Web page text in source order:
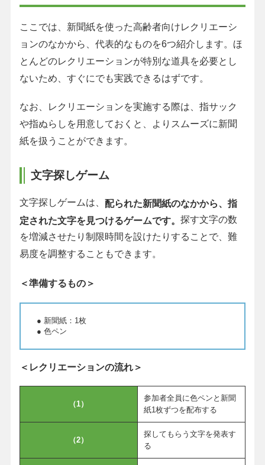
ここでは、新聞紙を使った高齢者向けレクリエーシ
ョンのなかから、代表的なものを6つ紹介します。ほ
とんどのレクリエーションが特別な道具を必要とし
ないため、すぐにでも実践できるはずです。
なお、レクリエーションを実施する際は、指サック
や指ぬらしを用意しておくと、よりスムーズに新聞
紙を扱うことができます。
文字探しゲーム
文字探しゲームは、 配られた新聞紙のなかから、指
定された文字を見つけるゲームです。 探す文字の数
を増減させたり制限時間を設けたりすることで、難
易度を調整することもできます。
＜準備するもの＞
● 新聞紙：1枚
● 色ペン
＜レクリエーションの流れ＞
（1）
参加者全員に色ペンと新聞
紙1枚ずつを配布する
（2）
探してもらう文字を発表す
る